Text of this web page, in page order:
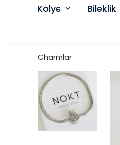
Kolye Bileklik
Charmlar